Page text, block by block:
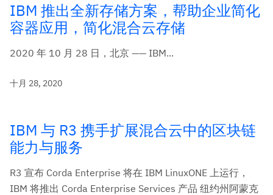
IBM 推出全新存储方案，帮助企业简化
容器应用，简化混合云存储
2020 年 10 月 28 日，北京 —— IBM...
十月 28, 2020
IBM 与 R3 携手扩展混合云中的区块链
能力与服务
R3 宣布 Corda Enterprise 将在 IBM LinuxONE 上运行，
IBM 将推出 Corda Enterprise Services 产品 纽约州阿蒙克